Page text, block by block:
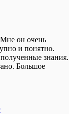
он очень
и понятно.
знания.
Большое